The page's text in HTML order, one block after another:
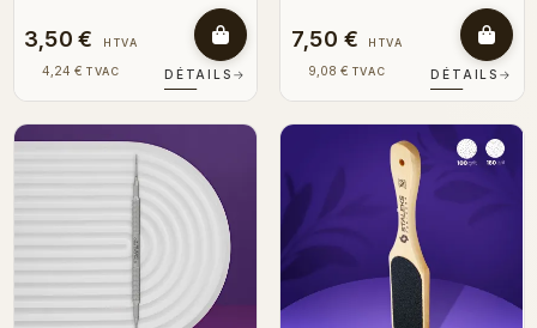
3,50 € HTVA
4,24 € TVAC DÉTAILS →
7,50 € HTVA
9,08 € TVAC DÉTAILS →